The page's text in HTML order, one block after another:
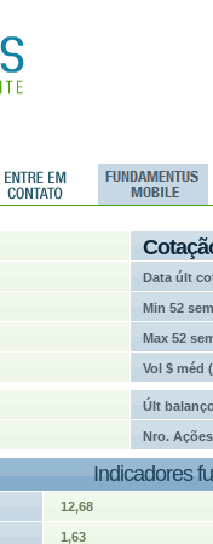
Data últ
Min 52 sem
Max 52
Vol $ méd
Últ
Nro. Ações
Indicadores
12,68
1,63